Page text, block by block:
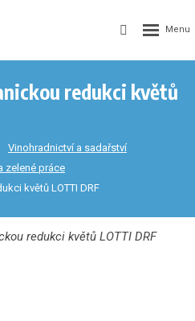
redukci květů
Vinohradnictví a sadařství
zelené práce
květů LOTTI DRF